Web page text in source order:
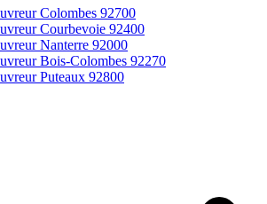
Colombes 92700
Courbevoie 92400
Nanterre 92000
Bois-Colombes 92270
Puteaux 92800